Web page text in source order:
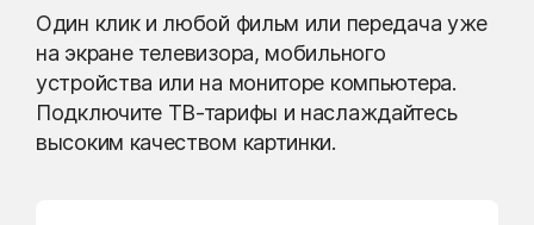
Один клик и любой фильм или передача уже
на экране телевизора, мобильного
устройства или на мониторе компьютера.
Подключите ТВ-тарифы и наслаждайтесь
высоким качеством картинки.